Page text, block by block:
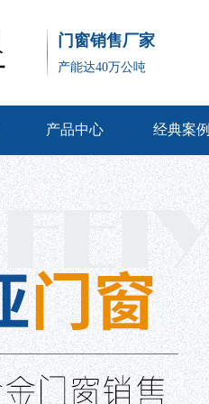
门窗销售厂家
产能达40万公吨
产品中心 经典案例